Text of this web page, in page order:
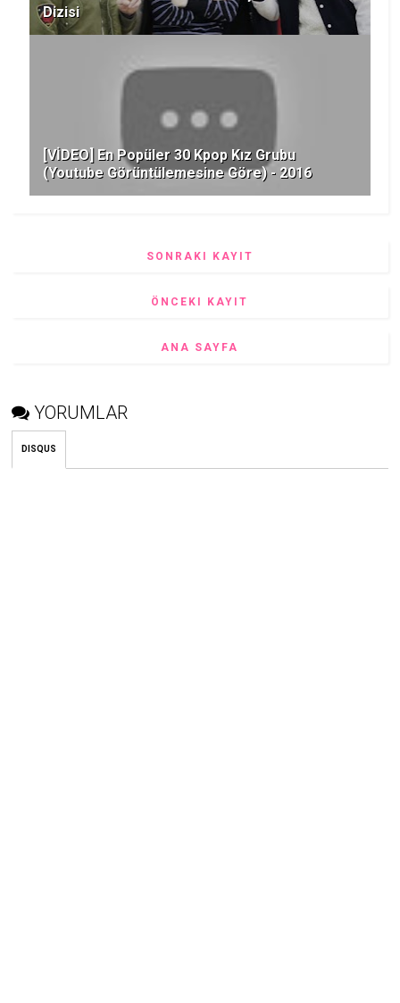
Dizisi
[VİDEO] En Popüler 30 Kpop Kız Grubu
(Youtube Görüntülemesine Göre) - 2016
SONRAKI KAYIT
ÖNCEKI KAYIT
ANA SAYFA
YORUMLAR
DISQUS